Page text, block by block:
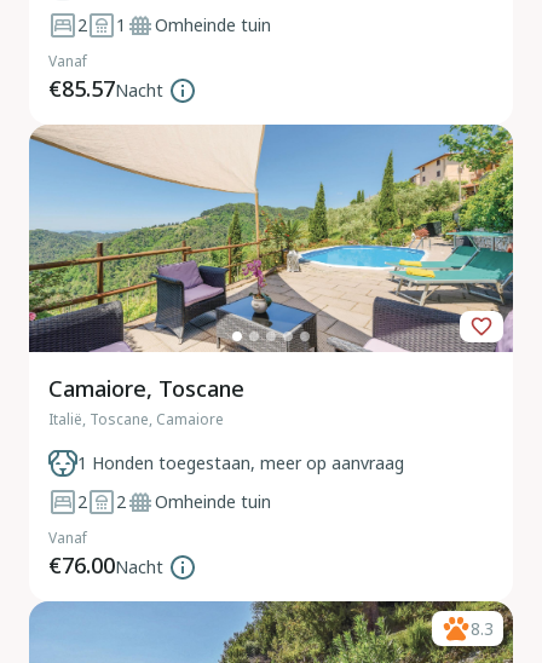
2
1 Omheinde tuin
Vanaf
€85.57Nacht
Camaiore, Toscane
Italië, Toscane, Camaiore
1 Honden toegestaan, meer op aanvraag
2
2 Omheinde tuin
Vanaf
€76.00Nacht
8.3